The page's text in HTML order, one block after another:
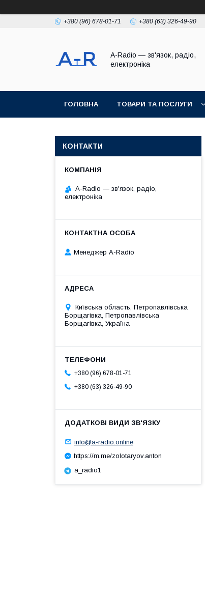
+380 (96) 678-01-71 +380 (63) 326-49-90
A-Radio — зв'язок, радіо,
електроніка
ГОЛОВНА ТОВАРИ ТА ПОСЛУГИ
КОНТАКТИ
A-Radio — зв'язок, радіо,
електроніка
Менеджер A-Radio
Київська область, Петропавлівська
Борщагівка, Петропавлівська
Борщагівка, Україна
+380 (96) 678-01-71
+380 (63) 326-49-90
info@a-radio.online
https://m.me/zolotaryov.anton
a_radio1